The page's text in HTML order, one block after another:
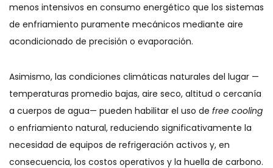
menos intensivos en consumo energético que los sistemas
de enfriamiento puramente mecánicos mediante aire
acondicionado de precisión o evaporación.
Asimismo, las condiciones climáticas naturales del lugar —
temperaturas promedio bajas, aire seco, altitud o cercanía
a cuerpos de agua— pueden habilitar el uso de free cooling
o enfriamiento natural, reduciendo significativamente la
necesidad de equipos de refrigeración activos y, en
consecuencia, los costos operativos y la huella de carbono.